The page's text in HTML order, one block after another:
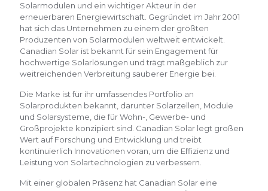
Solarmodulen und ein wichtiger Akteur in der
erneuerbaren Energiewirtschaft. Gegründet im Jahr 2001
hat sich das Unternehmen zu einem der größten
Produzenten von Solarmodulen weltweit entwickelt.
Canadian Solar ist bekannt für sein Engagement für
hochwertige Solarlösungen und trägt maßgeblich zur
weitreichenden Verbreitung sauberer Energie bei.
Die Marke ist für ihr umfassendes Portfolio an
Solarprodukten bekannt, darunter Solarzellen, Module
und Solarsysteme, die für Wohn-, Gewerbe- und
Großprojekte konzipiert sind. Canadian Solar legt großen
Wert auf Forschung und Entwicklung und treibt
kontinuierlich Innovationen voran, um die Effizienz und
Leistung von Solartechnologien zu verbessern.
Mit einer globalen Präsenz hat Canadian Solar eine